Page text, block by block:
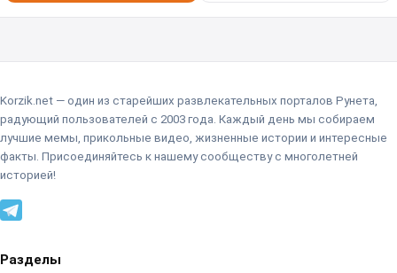
Korzik.net — один из старейших развлекательных порталов Рунета,
радующий пользователей с 2003 года. Каждый день мы собираем
лучшие мемы, прикольные видео, жизненные истории и интересные
факты. Присоединяйтесь к нашему сообществу с многолетней
историей!
Разделы